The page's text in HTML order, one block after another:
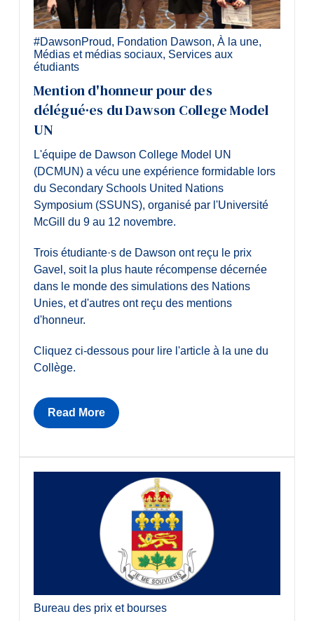
#DawsonProud, Fondation Dawson, À la une,
Médias et médias sociaux, Services aux
étudiants
Mention d'honneur pour des
délégué·es du Dawson College Model
UN
L'équipe de Dawson College Model UN
(DCMUN) a vécu une expérience formidable lors
du Secondary Schools United Nations
Symposium (SSUNS), organisé par l'Université
McGill du 9 au 12 novembre.
Trois étudiante·s de Dawson ont reçu le prix
Gavel, soit la plus haute récompense décernée
dans le monde des simulations des Nations
Unies, et d'autres ont reçu des mentions
d'honneur.
Cliquez ci-dessous pour lire l'article à la une du
Collège.
Read More
Bureau des prix et bourses